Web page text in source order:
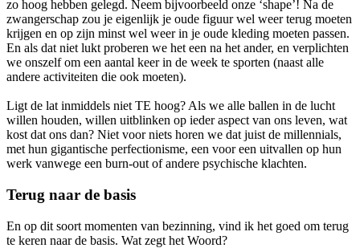
zo hoog hebben gelegd. Neem bijvoorbeeld onze ‘shape’! Na de
zwangerschap zou je eigenlijk je oude figuur wel weer terug moeten
krijgen en op zijn minst wel weer in je oude kleding moeten passen.
En als dat niet lukt proberen we het een na het ander, en verplichten
we onszelf om een aantal keer in de week te sporten (naast alle
andere activiteiten die ook moeten).
Ligt de lat inmiddels niet TE hoog? Als we alle ballen in de lucht
willen houden, willen uitblinken op ieder aspect van ons leven, wat
kost dat ons dan? Niet voor niets horen we dat juist de millennials,
met hun gigantische perfectionisme, een voor een uitvallen op hun
werk vanwege een burn-out of andere psychische klachten.
Terug naar de basis
En op dit soort momenten van bezinning, vind ik het goed om terug
te keren naar de basis. Wat zegt het Woord?